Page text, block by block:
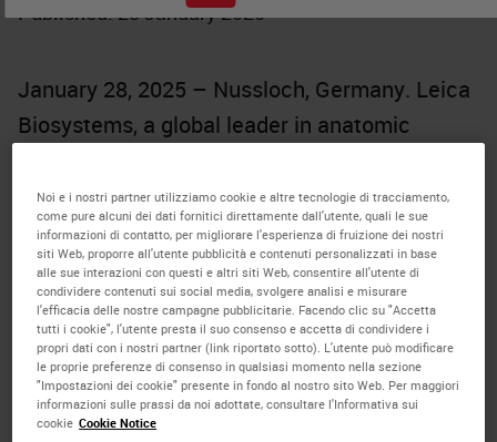
Published: 28 January 2025
January 28, 2025 – Nussloch, Germany. Leica
Biosystems, a global leader in anatomic
histology solutions. Today, the company
announced the next iteration in its staining
and coverslipping portfolio, theHistoCore
CHROMAX Workstation(WS).
Today, many laboratories must manually keep
a record of how many slides have gone
through their histology stainers to know when
Noi e i nostri partner utilizziamo cookie e altre tecnologie di tracciamento,
come pure alcuni dei dati fornitici direttamente dall'utente, quali le sue
informazioni di contatto, per migliorare l'esperienza di fruizione dei nostri
siti Web, proporre all'utente pubblicità e contenuti personalizzati in base
alle sue interazioni con questi e altri siti Web, consentire all'utente di
condividere contenuti sui social media, svolgere analisi e misurare
l'efficacia delle nostre campagne pubblicitarie. Facendo clic su "Accetta
tutti i cookie", l'utente presta il suo consenso e accetta di condividere i
propri dati con i nostri partner (link riportato sotto). L'utente può modificare
le proprie preferenze di consenso in qualsiasi momento nella sezione
"Impostazioni dei cookie" presente in fondo al nostro sito Web. Per maggiori
informazioni sulle prassi da noi adottate, consultare l'Informativa sui
cookie Cookie Notice